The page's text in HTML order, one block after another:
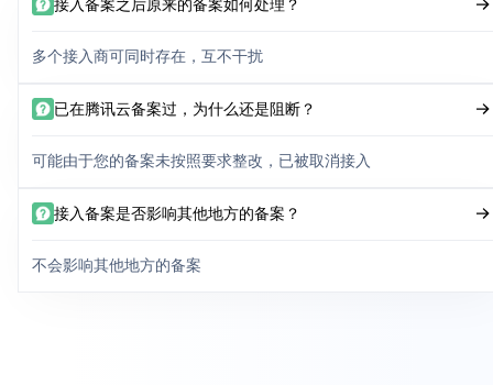
接入备案之后原来的备案如何处理？
多个接入商可同时存在，互不干扰
已在腾讯云备案过，为什么还是阻断？
可能由于您的备案未按照要求整改，已被取消接入
接入备案是否影响其他地方的备案？
不会影响其他地方的备案